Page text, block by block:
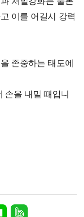
이를 어길시 강력
존중하는 태도에
손을 내밀 때입니